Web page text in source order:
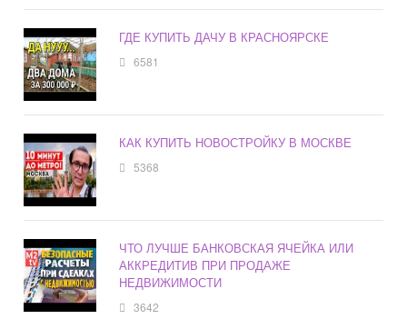
ГДЕ КУПИТЬ ДАЧУ В КРАСНОЯРСКЕ
6581
КАК КУПИТЬ НОВОСТРОЙКУ В МОСКВЕ
5368
ЧТО ЛУЧШЕ БАНКОВСКАЯ ЯЧЕЙКА ИЛИ
АККРЕДИТИВ ПРИ ПРОДАЖЕ
НЕДВИЖИМОСТИ
3642